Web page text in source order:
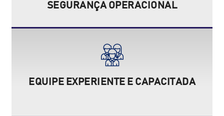
SEGURANÇA OPERACIONAL
EQUIPE EXPERIENTE E CAPACITADA